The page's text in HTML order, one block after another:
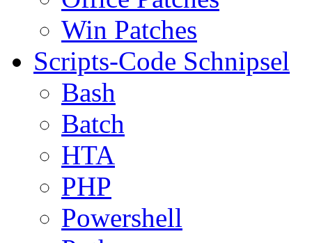
Win Patches
Scripts-Code Schnipsel
Bash
Batch
HTA
PHP
Powershell